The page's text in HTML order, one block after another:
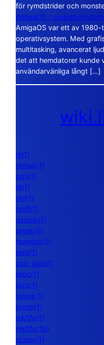
för rymdstrider och
AmigaOS –
AmigaOS var ett av
operativsystem. Med
multitasking, avancerat
det att hemdatorer kunde
användarvänliga långt […]
nl(1)
nohup(1)
pon(1)
ld(1)
nm(1)
ndiff(1)
gstack(1)
pmap(1)
hugetop(1)
lsirq(1)
pcp-ipcs(1)
lsipc(1)
ipcs(1)
ipcmk(1)
ipcrm(1)
mkfifo(1)
mkfifo(1p)
uconv(1)